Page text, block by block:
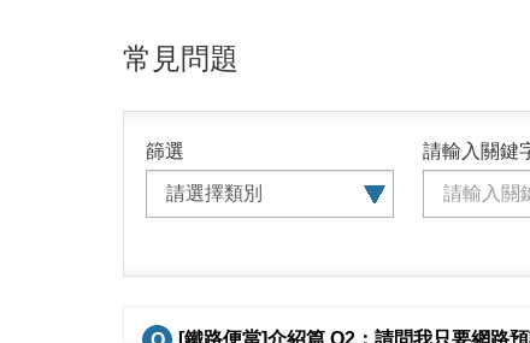
常見問題
篩選 請輸入關鍵
[鐵路便當]介紹篇 Q2：請問我只要網路